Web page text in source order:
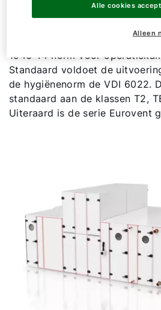
De KG TOP serie biedt
hygiëne uitvoeringen conform
1946-T4 norm voor
Standaard voldoet de
de hygiënenorm de VDI 6022.
standaard aan de klassen T2,
Uiteraard is de serie Eurovent
Hallo!
Adresgegevens
Ook interessant?
Alleen
Alle cookies